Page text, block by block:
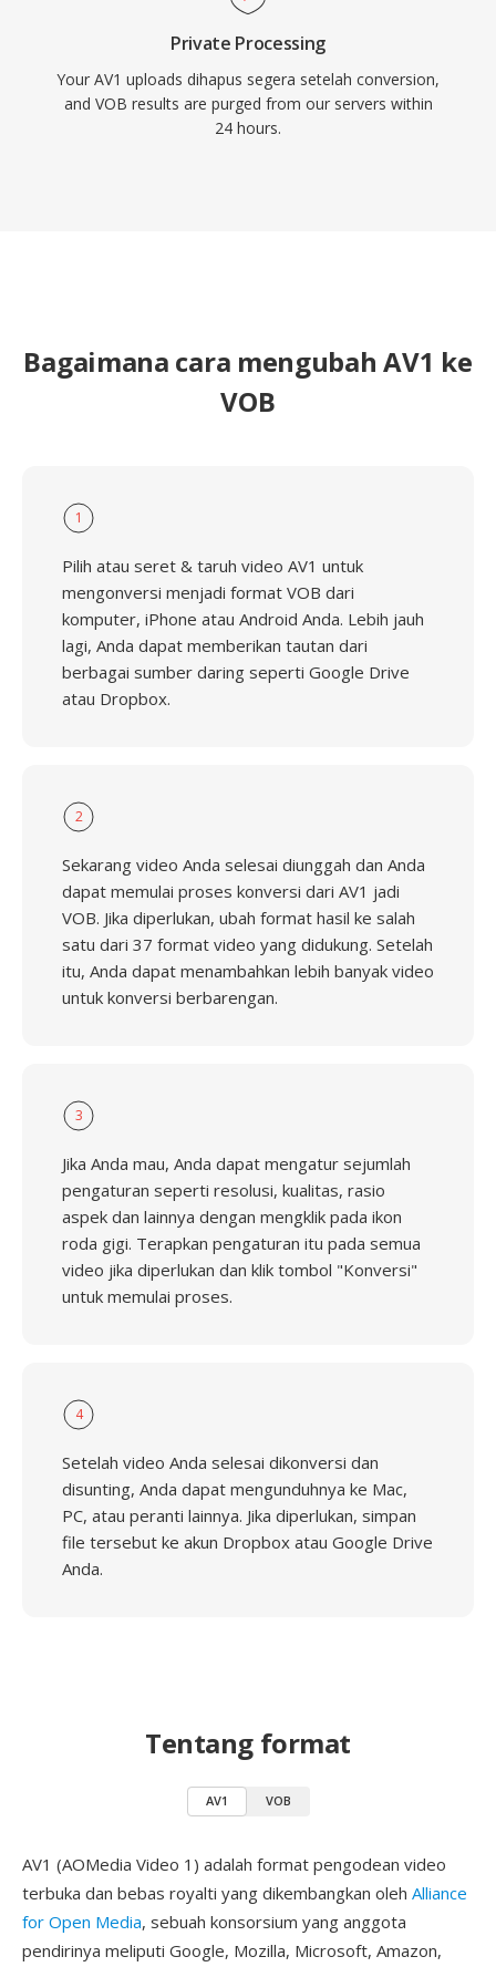
Private Processing
Your AV1 uploads dihapus segera setelah conversion,
and VOB results are purged from our servers within
24 hours.
Bagaimana cara mengubah AV1 ke
VOB
1
Pilih atau seret & taruh video AV1 untuk
mengonversi menjadi format VOB dari
komputer, iPhone atau Android Anda. Lebih jauh
lagi, Anda dapat memberikan tautan dari
berbagai sumber daring seperti Google Drive
atau Dropbox.
2
Sekarang video Anda selesai diunggah dan Anda
dapat memulai proses konversi dari AV1 jadi
VOB. Jika diperlukan, ubah format hasil ke salah
satu dari 37 format video yang didukung. Setelah
itu, Anda dapat menambahkan lebih banyak video
untuk konversi berbarengan.
3
Jika Anda mau, Anda dapat mengatur sejumlah
pengaturan seperti resolusi, kualitas, rasio
aspek dan lainnya dengan mengklik pada ikon
roda gigi. Terapkan pengaturan itu pada semua
video jika diperlukan dan klik tombol "Konversi"
untuk memulai proses.
4
Setelah video Anda selesai dikonversi dan
disunting, Anda dapat mengunduhnya ke Mac,
PC, atau peranti lainnya. Jika diperlukan, simpan
file tersebut ke akun Dropbox atau Google Drive
Anda.
Tentang format
AV1 VOB
AV1 (AOMedia Video 1) adalah format pengodean video
terbuka dan bebas royalti yang dikembangkan oleh Alliance
for Open Media, sebuah konsorsium yang anggota
pendirinya meliputi Google, Mozilla, Microsoft, Amazon,